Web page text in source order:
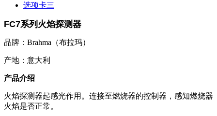
选项卡三
FC7系列火焰探测器
品牌：Brahma（布拉玛）
产地：意大利
产品介绍
火焰探测器起感光作用。连接至燃烧器的控制器，感知燃烧器
火焰是否正常。